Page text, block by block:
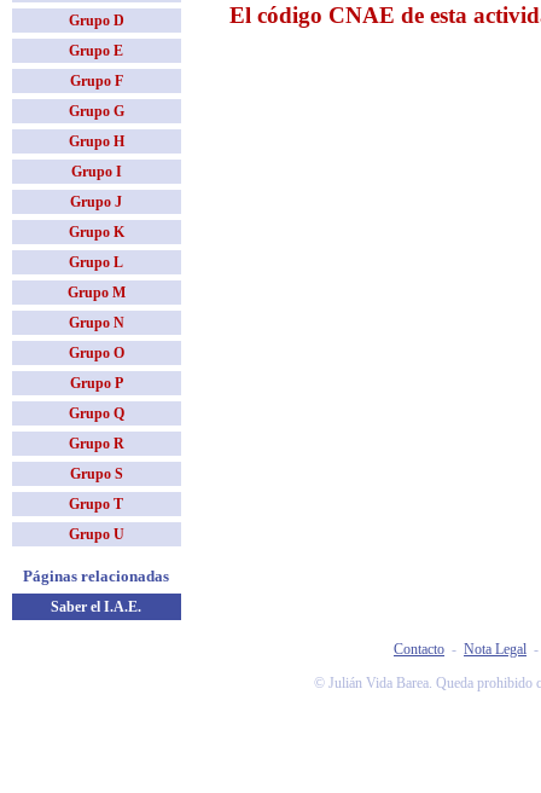
El código CNAE de esta
Grupo D
Grupo E
Grupo F
Grupo G
Grupo H
Grupo I
Grupo J
Grupo K
Grupo L
Grupo M
Grupo N
Grupo O
Grupo P
Grupo Q
Grupo R
Grupo S
Grupo T
Grupo U
Páginas relacionadas
Saber el I.A.E.
Contacto - Nota Legal
© Julián Vida Barea. Queda prohibido